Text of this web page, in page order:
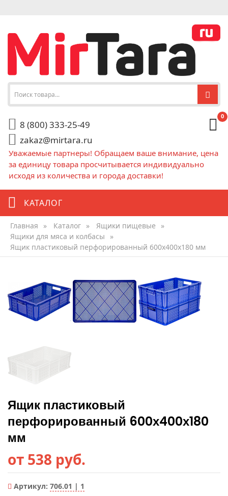
8 (800) 333-25-49
zakaz@mirtara.ru
0
Уважаемые партнеры! Обращаем ваше внимание, цена
за единицу товара просчитывается индивидуально
исходя из количества и города доставки!
КАТАЛОГ
Главная » Каталог » Ящики пищевые
»
Ящики для мяса и колбасы
»
Ящик пластиковый перфорированный 600х400х180 мм
Ящик пластиковый
перфорированный 600х400х180
мм
от 538 руб.
Артикул: 706.01 | 1